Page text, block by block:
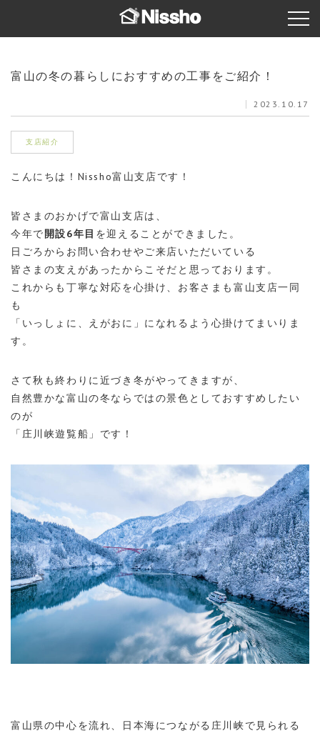
富山の冬の暮らしにおすすめの工事をご紹介！
2023.10.17
支店紹介
こんにちは！Nissho富山支店です！
皆さまのおかげで富山支店は、
今年で開設6年目 を迎えることができました。
日ごろからお問い合わせやご来店いただいている
皆さまの支えがあったからこそだと思っております。
これからも丁寧な対応を心掛け、お客さまも富山支店一同
も
「いっしょに、えがおに」になれるよう心掛けてまいりま
す。
さて秋も終わりに近づき冬がやってきますが、
自然豊かな富山の冬ならではの景色としておすすめしたい
のが
「庄川峡遊覧船」です！
富山県の中心を流れ、日本海につながる庄川峡で見られる